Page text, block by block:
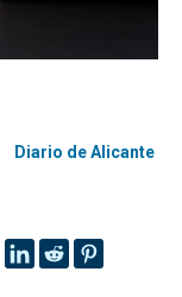
Diario de Alicante